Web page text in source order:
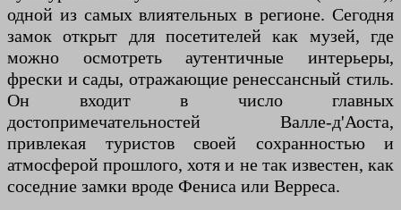
одной из самых влиятельных в регионе. Сегодня
замок открыт для посетителей как музей, где
можно осмотреть аутентичные интерьеры,
фрески и сады, отражающие ренессансный стиль.
Он входит в число главных
достопримечательностей Валле-д'Аоста,
привлекая туристов своей сохранностью и
атмосферой прошлого, хотя и не так известен, как
соседние замки вроде Фениса или Верреса.